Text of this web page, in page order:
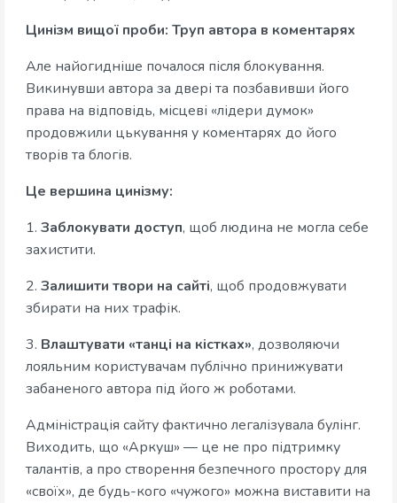
Цинізм вищої проби: Труп автора в коментарях
Але найогидніше почалося після блокування.
Викинувши автора за двері та позбавивши його
права на відповідь, місцеві «лідери думок»
продовжили цькування у коментарях до його
творів та блогів.
Це вершина цинізму:
1. Заблокувати доступ, щоб людина не могла себе
захистити.
2. Залишити твори на сайті, щоб продовжувати
збирати на них трафік.
3. Влаштувати «танці на кістках», дозволяючи
лояльним користувачам публічно принижувати
забаненого автора під його ж роботами.
Адміністрація сайту фактично легалізувала булінг.
Виходить, що «Аркуш» — це не про підтримку
талантів, а про створення безпечного простору для
«своїх», де будь-кого «чужого» можна виставити на